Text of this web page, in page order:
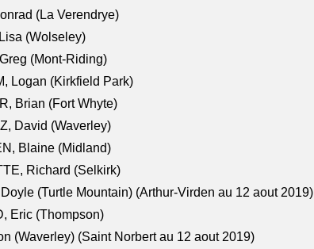
(La Verendrye)
(Wolseley)
(Mont-Riding)
Logan (Kirkfield Park)
Brian (Fort Whyte)
David (Waverley)
Blaine (Midland)
Richard (Selkirk)
(Turtle Mountain) (Arthur-Virden au 12 aout 2019)
Eric (Thompson)
(Waverley) (Saint Norbert au 12 aout 2019)